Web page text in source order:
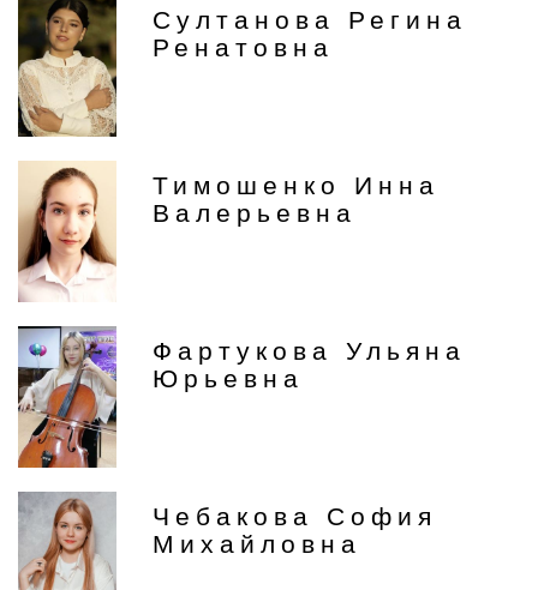
Султанова Регина
Ренатовна
Тимошенко Инна
Валерьевна
Фартукова Ульяна
Юрьевна
Чебакова София
Михайловна